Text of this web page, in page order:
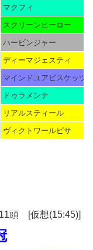
マクフィ
スクリーンヒーロー
ハービンジャー
ディーマジェスティ
マインドユアビスケッツ
ドゥラメンテ
リアルスティール
ヴィクトワールピサ
頭 [仮想(15:45)]